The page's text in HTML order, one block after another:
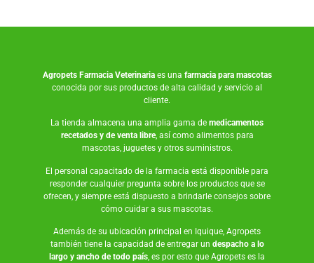
Agropets Farmacia Veterinariaes una farmacia para mascotas
conocida por sus productos de alta calidad y servicio al
cliente.
La tienda almacena una amplia gama de medicamentos
recetados y de venta libre, así como alimentos para
mascotas, juguetesy otros suministros.
El personal capacitado de la farmacia está disponible para
responder cualquier pregunta sobre los productos que se
ofrecen, y siempre está dispuesto a brindarle consejos sobre
cómo cuidar a sus mascotas.
Además de su ubicación principal en Iquique, Agropets
también tiene la capacidad de entregar un despacho a lo
largo y ancho de todo país, es por esto que Agropets es la